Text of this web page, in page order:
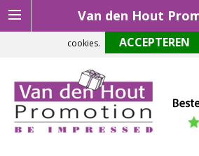
Van den Hout
Om onze website optimaal te laten
cookies.